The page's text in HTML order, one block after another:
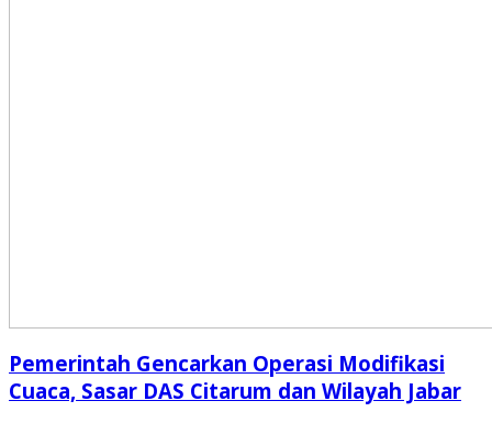
Pemerintah Gencarkan Operasi Modifikasi
Cuaca, Sasar DAS Citarum dan Wilayah Jabar